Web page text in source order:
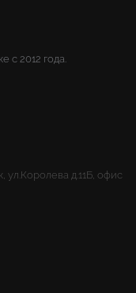
с 2012 года.
ул.Королева д.11Б, офис